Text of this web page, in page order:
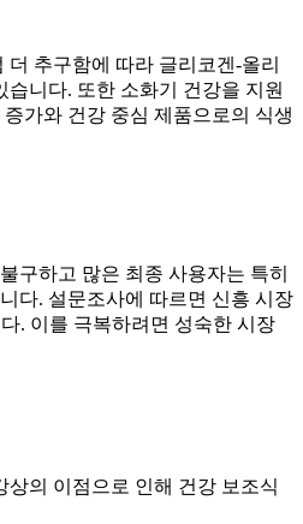
추구함에 따라 글리코겐-올리
니다. 또한 소화기 건강을 지원
가와 건강 중심 제품으로의 식생
구하고 많은 최종 사용자는 특히
다. 설문조사에 따르면 신흥 시장
. 이를 극복하려면 성숙한 시장
의 이점으로 인해 건강 보조식